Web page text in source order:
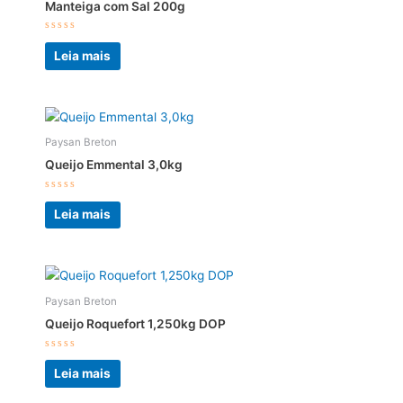
Manteiga com Sal 200g
Avaliação
de
5
Leia mais
Paysan Breton
Queijo Emmental 3,0kg
Avaliação
de
5
Leia mais
Paysan Breton
Queijo Roquefort 1,250kg DOP
Avaliação
de
5
Leia mais